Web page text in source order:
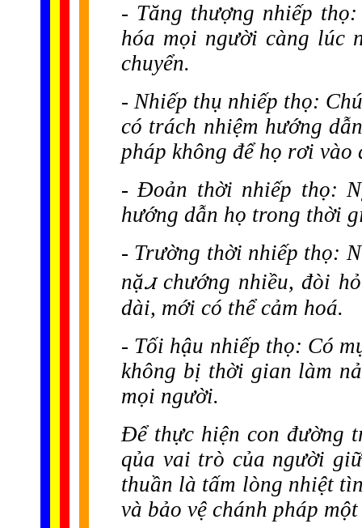
- Tăng thượng nhiếp
hóa mọi người càng lúc
chuyển.
- Nhiếp thụ nhiếp thọ:
có trách nhiệm hướng
pháp không để họ rơi vào
- Đoản thời nhiếp thọ:
hướng dẫn họ trong thời
- Trường thời nhiếp thọ:
nặꮧ chướng nhiều, đòi
dài, mới có thể cảm hoá.
- Tối hậu nhiếp thọ: Có
không bị thời gian làm
mọi người.
Để thực hiện con đường
qủa vai trò của người
thuần là tấm lòng nhiệt
và bảo vệ chánh pháp